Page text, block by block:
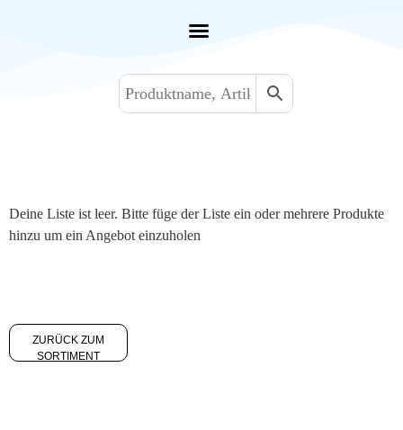
Deine Liste ist leer. Bitte füge der Liste ein oder mehrere Produkte
hinzu um ein Angebot einzuholen
ZURÜCK ZUM
SORTIMENT